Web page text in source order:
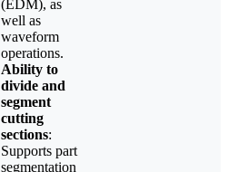
(EDM), as
well as
waveform
operations.
Ability to
divide and
segment
cutting
sections:
Supports part
segmentation